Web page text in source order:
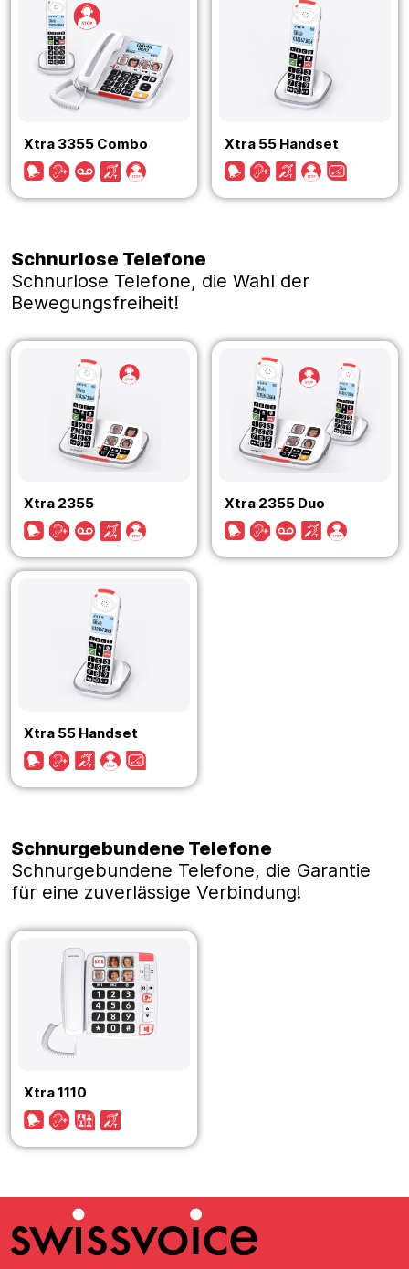
Xtra 3355 Combo Xtra 55 Handset
Schnurlose Telefone
Schnurlose Telefone, die Wahl der
Bewegungsfreiheit!
Xtra 2355 Xtra 2355 Duo
Xtra 55 Handset
Schnurgebundene Telefone
Schnurgebundene Telefone, die Garantie
für eine zuverlässige Verbindung!
Xtra 1110